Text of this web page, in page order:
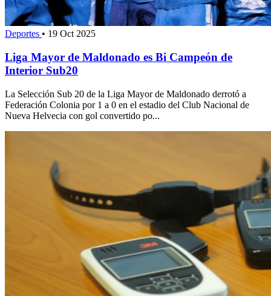
Deportes • 19 Oct 2025
Liga Mayor de Maldonado es Bi Campeón de
Interior Sub20
La Selección Sub 20 de la Liga Mayor de Maldonado derrotó a
Federación Colonia por 1 a 0 en el estadio del Club Nacional de
Nueva Helvecia con gol convertido po...